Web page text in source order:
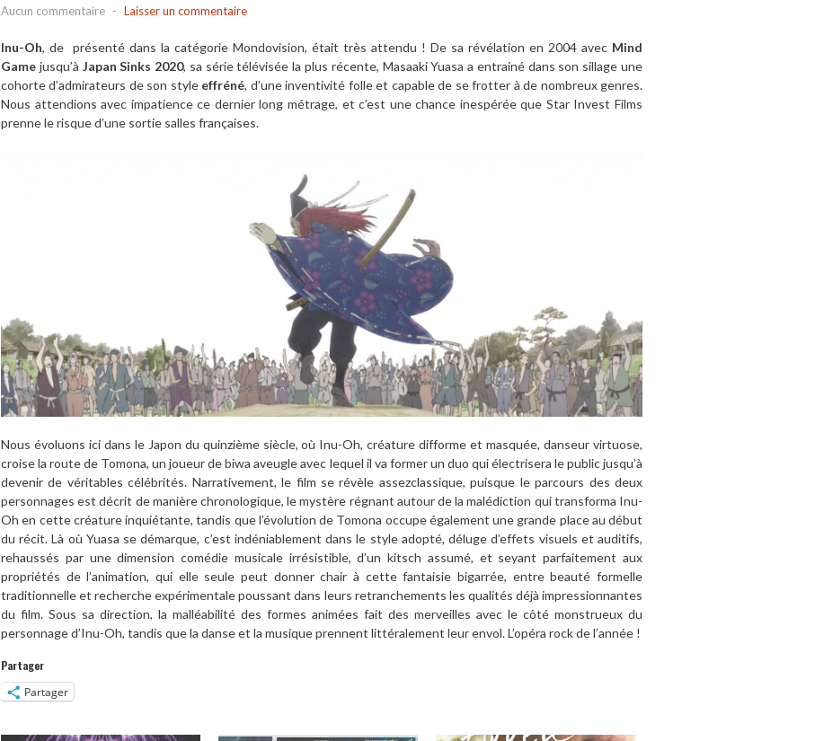
Aucun commentaire - Laisser un commentaire
Inu-Oh, de présenté dans la catégorie Mondovision, était très attendu ! De sa révélation en 2004 avec Mind
Game jusqu’à Japan Sinks 2020, sa série télévisée la plus récente, Masaaki Yuasa a entrainé dans son sillage une
cohorte d’admirateurs de son style effréné, d’une inventivité folle et capable de se frotter à de nombreux genres.
Nous attendions avec impatience ce dernier long métrage, et c’est une chance inespérée que Star Invest Films
prenne le risque d’une sortie salles françaises.
Nous évoluons ici dans le Japon du quinzième siècle, où Inu-Oh, créature difforme et masquée, danseur virtuose,
croise la route de Tomona, un joueur de biwa aveugle avec lequel il va former un duo qui électrisera le public jusqu’à
devenir de véritables célébrités. Narrativement, le film se révèle assezclassique, puisque le parcours des deux
personnages est décrit de manière chronologique, le mystère régnant autour de la malédiction qui transforma Inu-
Oh en cette créature inquiétante, tandis que l’évolution de Tomona occupe également une grande place au début
du récit. Là où Yuasa se démarque, c’est indéniablement dans le style adopté, déluge d’effets visuels et auditifs,
rehaussés par une dimension comédie musicale irrésistible, d’un kitsch assumé, et seyant parfaitement aux
propriétés de l’animation, qui elle seule peut donner chair à cette fantaisie bigarrée, entre beauté formelle
traditionnelle et recherche expérimentale poussant dans leurs retranchements les qualités déjà impressionnantes
du film. Sous sa direction, la malléabilité des formes animées fait des merveilles avec le côté monstrueux du
personnage d’Inu-Oh, tandis que la danse et la musique prennent littéralement leur envol. L’opéra rock de l’année !
Partager
Partager